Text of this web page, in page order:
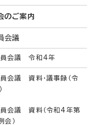
のご案内
会議
員会議 令和4年
会議 資料・議事録（令
会議 資料（令和4年第
会）